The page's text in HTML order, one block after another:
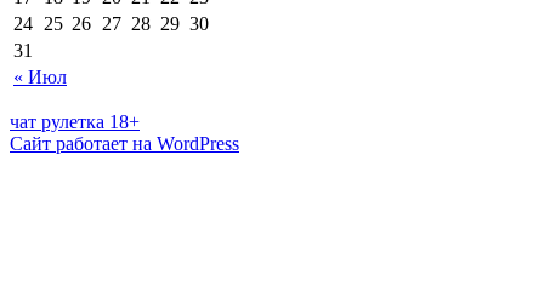
« Июл
24 25 26 27 28 29 30
31
чат рулетка 18+
Сайт работает на WordPress